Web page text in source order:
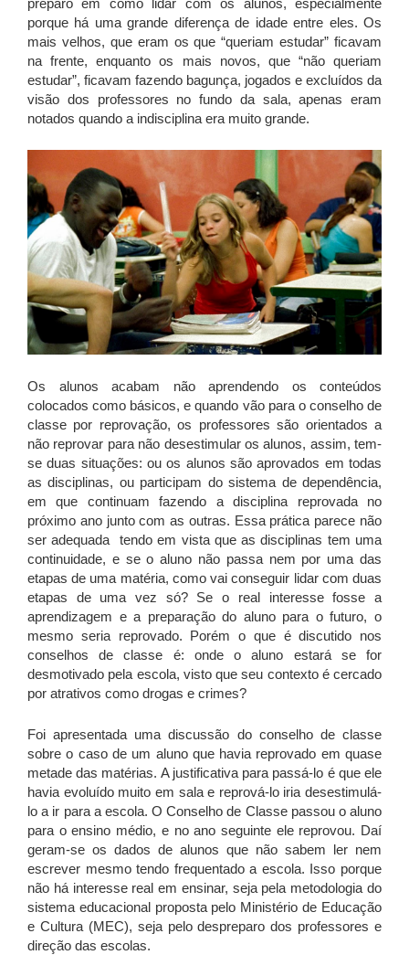
preparo em como lidar com os alunos, especialmente
porque há uma grande diferença de idade entre eles. Os
mais velhos, que eram os que “queriam estudar” ficavam
na frente, enquanto os mais novos, que “não queriam
estudar”, ficavam fazendo bagunça, jogados e excluídos da
visão dos professores no fundo da sala, apenas eram
notados quando a indisciplina era muito grande.
Os alunos acabam não aprendendo os conteúdos
colocados como básicos, e quando vão para o conselho de
classe por reprovação, os professores são orientados a
não reprovar para não desestimular os alunos, assim, tem-
se duas situações: ou os alunos são aprovados em todas
as disciplinas, ou participam do sistema de dependência,
em que continuam fazendo a disciplina reprovada no
próximo ano junto com as outras. Essa prática parece não
ser adequada tendo em vista que as disciplinas tem uma
continuidade, e se o aluno não passa nem por uma das
etapas de uma matéria, como vai conseguir lidar com duas
etapas de uma vez só? Se o real interesse fosse a
aprendizagem e a preparação do aluno para o futuro, o
mesmo seria reprovado. Porém o que é discutido nos
conselhos de classe é: onde o aluno estará se for
desmotivado pela escola, visto que seu contexto é cercado
por atrativos como drogas e crimes?
Foi apresentada uma discussão do conselho de classe
sobre o caso de um aluno que havia reprovado em quase
metade das matérias. A justificativa para passá-lo é que ele
havia evoluído muito em sala e reprová-lo iria desestimulá-
lo a ir para a escola. O Conselho de Classe passou o aluno
para o ensino médio, e no ano seguinte ele reprovou. Daí
geram-se os dados de alunos que não sabem ler nem
escrever mesmo tendo frequentado a escola. Isso porque
não há interesse real em ensinar, seja pela metodologia do
sistema educacional proposta pelo Ministério de Educação
e Cultura (MEC), seja pelo despreparo dos professores e
direção das escolas.